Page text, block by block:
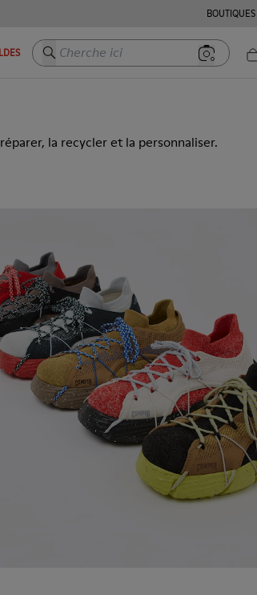
Cherche ici
la recycler et la personnaliser.